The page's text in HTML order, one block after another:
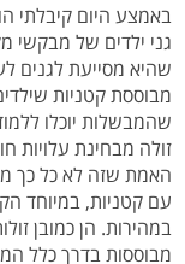
באמצע היום קיבלתי
גני ילדים של מבקשי
שהיא מסייעת לגנים
מבוססת קטניות
שהמבשלות יוכלו
זולה מבחינת עלויות
האמת שזה לא כל כך
עם קטניות, במיוחד
במהירות. הן כמובן
מבוססות בדרך כלל